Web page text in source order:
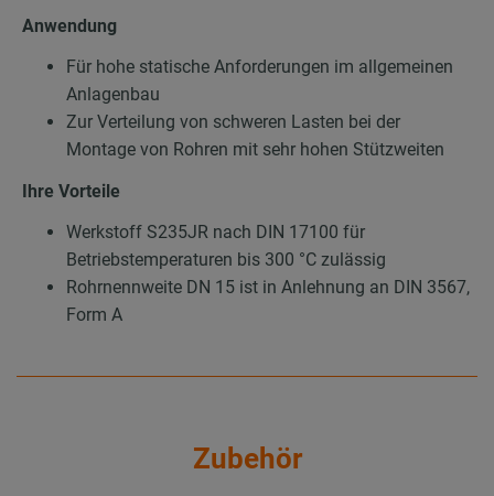
Anwendung
Für hohe statische Anforderungen im allgemeinen
Anlagenbau
Zur Verteilung von schweren Lasten bei der
Montage von Rohren mit sehr hohen Stützweiten
Ihre Vorteile
Werkstoff S235JR nach DIN 17100 für
Betriebstemperaturen bis 300 °C zulässig
Rohrnennweite DN 15 ist in Anlehnung an DIN 3567,
Form A
Zubehör